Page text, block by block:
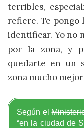
terribles,
refiere. Te pongo
identificar. Yo no
por la zona, y
quedarte en un
zona mucho
Según el
“en la ciudad de